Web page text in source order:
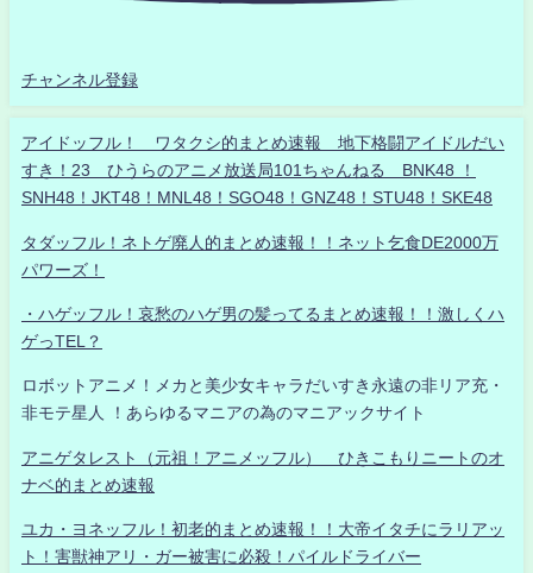
チャンネル登録
アイドッフル！ ワタクシ的まとめ速報 地下格闘アイドルだい
すき！23 ひうらのアニメ放送局101ちゃんねる BNK48 ！
SNH48！JKT48！MNL48！SGO48！GNZ48！STU48！SKE48
タダッフル！ネトゲ廃人的まとめ速報！！ネット乞食DE2000万
パワーズ！
・ハゲッフル！哀愁のハゲ男の髪ってるまとめ速報！！激しくハ
ゲっTEL？
ロボットアニメ！メカと美少女キャラだいすき永遠の非リア充・
非モテ星人 ！あらゆるマニアの為のマニアックサイト
アニゲタレスト（元祖！アニメッフル） ひきこもりニートのオ
ナベ的まとめ速報
ユカ・ヨネッフル！初老的まとめ速報！！大帝イタチにラリアッ
ト！害獣神アリ・ガー被害に必殺！パイルドライバー